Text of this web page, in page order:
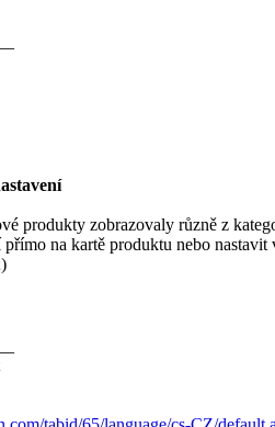
produkty zobrazovaly různě z
na kartě produktu nebo